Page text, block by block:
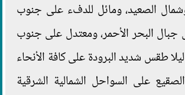
الصعيد، ومائل للدفء على جنوب
البحر الأحمر، ومعتدل على جنوب
طقس شديد البرودة على كافة الأنحاء
على السواحل الشمالية الشرقية